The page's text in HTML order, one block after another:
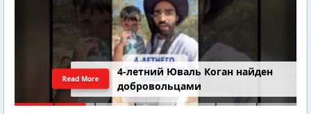
4-летний Юваль Коган найден
добровольцами
Read More